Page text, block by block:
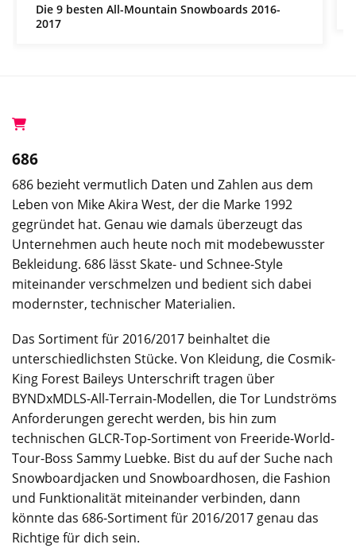
Die 9 besten All-Mountain Snowboards 2016-
2017
686
686 bezieht vermutlich Daten und Zahlen aus dem
Leben von Mike Akira West, der die Marke 1992
gegründet hat. Genau wie damals überzeugt das
Unternehmen auch heute noch mit modebewusster
Bekleidung. 686 lässt Skate- und Schnee-Style
miteinander verschmelzen und bedient sich dabei
modernster, technischer Materialien.
Das Sortiment für 2016/2017 beinhaltet die
unterschiedlichsten Stücke. Von Kleidung, die Cosmik-
King Forest Baileys Unterschrift tragen über
BYNDxMDLS-All-Terrain-Modellen, die Tor Lundströms
Anforderungen gerecht werden, bis hin zum
technischen GLCR-Top-Sortiment von Freeride-World-
Tour-Boss Sammy Luebke. Bist du auf der Suche nach
Snowboardjacken und Snowboardhosen, die Fashion
und Funktionalität miteinander verbinden, dann
könnte das 686-Sortiment für 2016/2017 genau das
Richtige für dich sein.